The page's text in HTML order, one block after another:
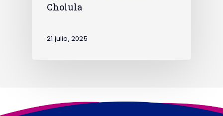
Cholula
21 julio, 2025